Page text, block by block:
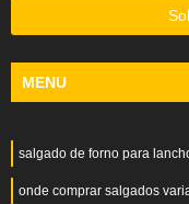
MENU
salgado de forno para
onde comprar salgados